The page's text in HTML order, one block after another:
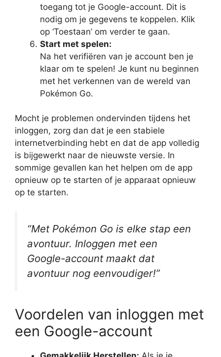
toegang tot je Google-account. Dit is
nodig om je gegevens te koppelen. Klik
op ‘Toestaan’ om verder te gaan.
Start met spelen:
Na het verifiëren van je account ben je
klaar om te spelen! Je kunt nu beginnen
met het verkennen van de wereld van
Pokémon Go.
Mocht je problemen ondervinden tijdens het
inloggen, zorg dan dat je een stabiele
internetverbinding hebt en dat de app volledig
is bijgewerkt naar de nieuwste versie. In
sommige gevallen kan het helpen om de app
opnieuw op te starten of je apparaat opnieuw
op te starten.
“Met Pokémon Go is elke stap een
avontuur. Inloggen met een
Google-account maakt dat
avontuur nog eenvoudiger!”
Voordelen van inloggen met
een Google-account